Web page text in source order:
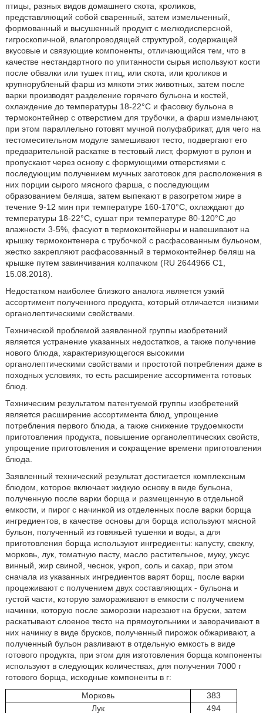
птицы, разных видов домашнего скота, кроликов,
представляющий собой сваренный, затем измельченный,
формованный и высушенный продукт с мелкодисперсной,
гигроскопичной, влагопроводящей структурой, содержащей
вкусовые и связующие компоненты, отличающийся тем, что в
качестве нестандартного по упитанности сырья используют кости
после обвалки или тушек птиц, или скота, или кроликов и
крупнорубленый фарш из мякоти этих животных, затем после
варки производят разделение горячего бульона и костей,
охлаждение до температуры 18-22°C и фасовку бульона в
термоконтейнер с отверстием для трубочки, а фарш измельчают,
при этом параллельно готовят мучной полуфабрикат, для чего на
тестомесительном модуле замешивают тесто, подвергают его
предварительной раскатке в тестовый лист, формуют в рулон и
пропускают через основу с формующими отверстиями с
последующим получением мучных заготовок для расположения в
них порции сырого мясного фарша, с последующим
образованием беляша, затем выпекают в разогретом жире в
течение 9-12 мин при температуре 160-170°C, охлаждают до
температуры 18-22°C, сушат при температуре 80-120°C до
влажности 3-5%, фасуют в термоконтейнеры и навешивают на
крышку термоконтенера с трубочкой с расфасованным бульоном,
жестко закрепляют расфасованный в термоконтейнер беляш на
крышке путем завинчивания колпачком (RU 2644966 С1,
15.08.2018).
Недостатком наиболее близкого аналога является узкий
ассортимент полученного продукта, который отличается низкими
органолептическими свойствами.
Технической проблемой заявленной группы изобретений
является устранение указанных недостатков, а также получение
нового блюда, характеризующегося высокими
органолептическими свойствами и простотой потребления даже в
походных условиях, то есть расширение ассортимента готовых
блюд.
Техническим результатом патентуемой группы изобретений
является расширение ассортимента блюд, упрощение
потребления первого блюда, а также снижение трудоемкости
приготовления продукта, повышение органолептических свойств,
упрощение приготовления и сокращение времени приготовления
блюда.
Заявленный технический результат достигается комплексным
блюдом, которое включает жидкую основу в виде бульона,
полученную после варки борща и размещенную в отдельной
емкости, и пирог с начинкой из отделенных после варки борща
ингредиентов, в качестве основы для борща используют мясной
бульон, полученный из говяжьей тушенки и воды, а для
приготовления борща используют ингредиенты: капусту, свеклу,
морковь, лук, томатную пасту, масло растительное, муку, уксус
винный, жир свиной, чеснок, укроп, соль и сахар, при этом
сначала из указанных ингредиентов варят борщ, после варки
процеживают с получением двух составляющих - бульона и
густой части, которую замораживают в емкости с получением
начинки, которую после заморозки нарезают на бруски, затем
раскатывают слоеное тесто на прямоугольники и заворачивают в
них начинку в виде брусков, полученный пирожок обжаривают, а
полученный бульон разливают в отдельную емкость в виде
готового продукта, при этом для изготовления борща компоненты
используют в следующих количествах, для получения 7000 г
готового борща, исходные компоненты в г:
Морковь
383
Лук
494